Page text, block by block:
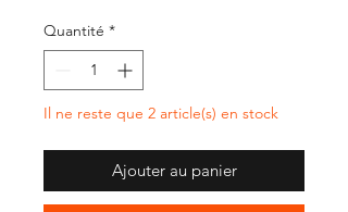
Quantité *
Il ne reste que 2 article(s) en stock
Ajouter au panier